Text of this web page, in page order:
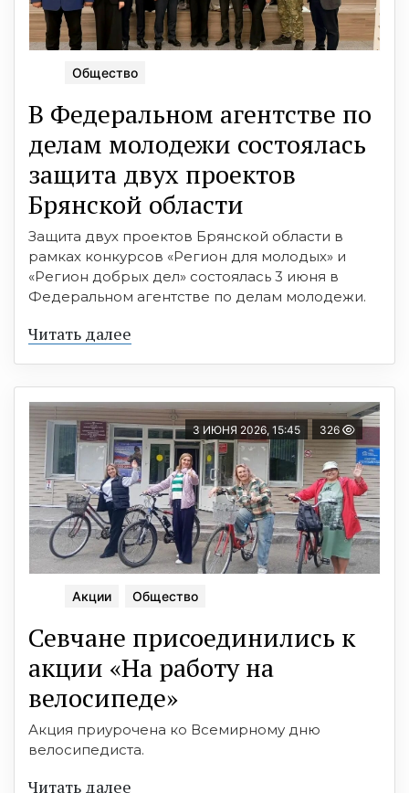
Общество
В Федеральном агентстве по
делам молодежи состоялась
защита двух проектов
Брянской области
Защита двух проектов Брянской области в
рамках конкурсов «Регион для молодых» и
«Регион добрых дел» состоялась 3 июня в
Федеральном агентстве по делам молодежи.
Читать далее
3 ИЮНЯ 2026, 15:45 326
Акции Общество
Севчане присоединились к
акции «На работу на
велосипеде»
Акция приурочена ко Всемирному дню
велосипедиста.
Читать далее